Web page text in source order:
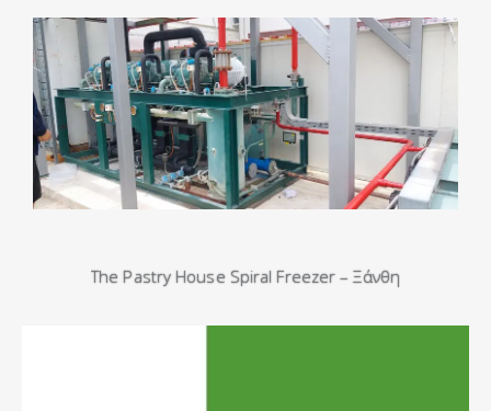
The Pastry House Spiral Freezer – Ξάνθη